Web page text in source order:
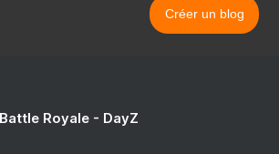
Créer un blog
Royale - DayZ